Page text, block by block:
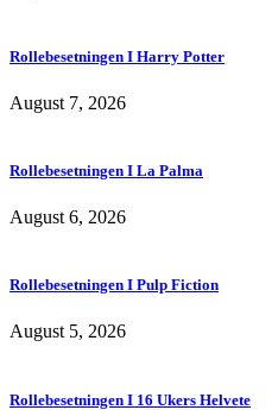
Rollebesetningen I Harry Potter
August 7, 2026
Rollebesetningen I La Palma
August 6, 2026
Rollebesetningen I Pulp Fiction
August 5, 2026
Rollebesetningen I 16 Ukers Helvete